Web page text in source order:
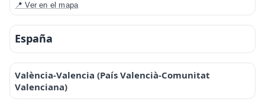
📍 Ver en el mapa
España
València-Valencia (País Valencià-Comunitat
Valenciana)